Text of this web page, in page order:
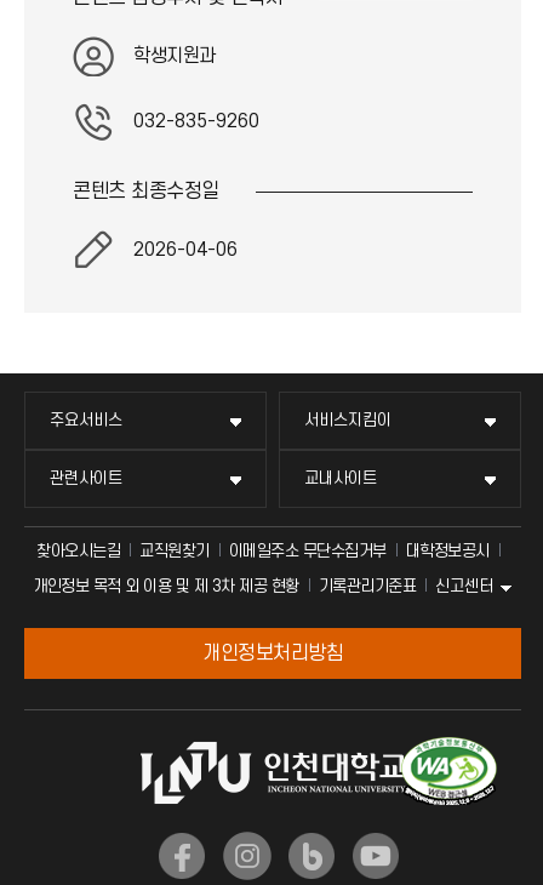
학생지원과
032-835-9260
콘텐츠 최종수정일
2026-04-06
주요서비스 서비스지킴이
관련사이트 교내사이트
찾아오시는길 교직원찾기 이메일주소 무단수집거부
대학정보공시
개인정보 목적 외 이용 및 제 3차 제공 현황
기록관리기준표 신고센터
개인정보처리방침